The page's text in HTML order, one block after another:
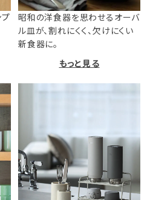
昭和の洋食器を思わせるオーバ
ル皿が、割れにくく、欠けにくい
新食器に。
もっと見る